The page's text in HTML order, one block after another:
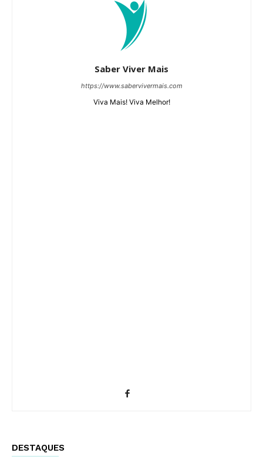
Saber Viver Mais
https://www.sabervivermais.com
Viva Mais! Viva Melhor!
DESTAQUES